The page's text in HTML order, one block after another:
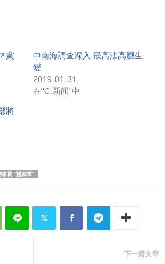
黨
中南海調查深入 最高法高層生
變
2019-01-31
在“C.新闻”中
將
長 “習家軍”
下一篇文章